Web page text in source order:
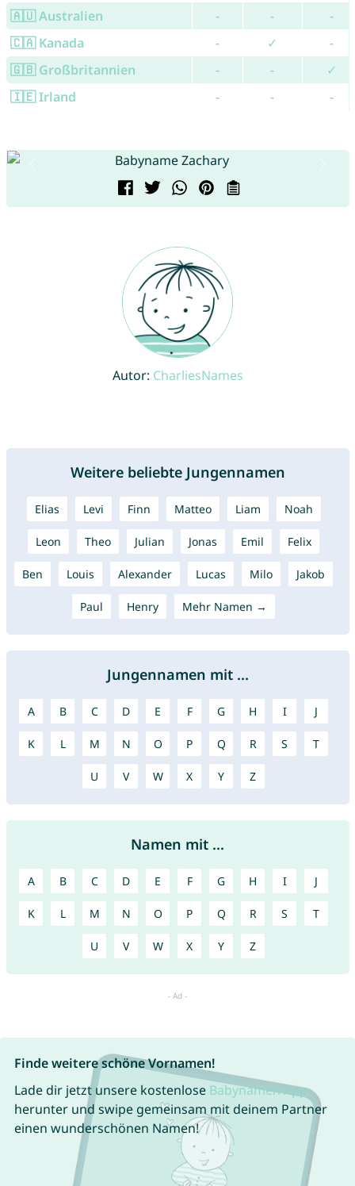
🇦🇺 Australien
- -
-
🇨🇦 Kanada
- ✓
-
🇬🇧 Großbritannien
- -
✓
🇮🇪 Irland
- - -
Autor: CharliesNames
Weitere beliebte Jungennamen
Elias Levi Finn Matteo Liam Noah
Leon Theo Julian Jonas Emil Felix
Ben Louis Alexander Lucas Milo Jakob
Paul Henry Mehr Namen →
Jungennamen mit ...
A B C D E F G H I J
K L M N O P Q R S T
U V W X Y Z
Namen mit ...
A B C D E F G H I J
K L M N O P Q R S T
U V W X Y Z
Finde weitere schöne Vornamen!
Lade dir jetzt unsere kostenlose Babynamen App
herunter und swipe gemeinsam mit deinem Partner
einen wunderschönen Namen!